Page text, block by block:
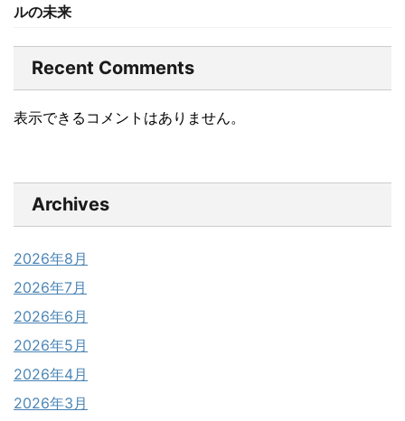
ルの未来
Recent Comments
表示できるコメントはありません。
Archives
2026年8月
2026年7月
2026年6月
2026年5月
2026年4月
2026年3月